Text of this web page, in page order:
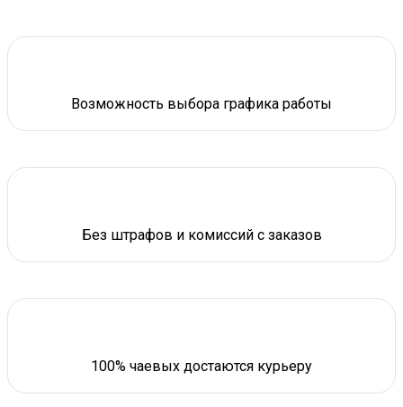
Возможность выбора графика работы
Без штрафов и комиссий с заказов
100% чаевых достаются курьеру